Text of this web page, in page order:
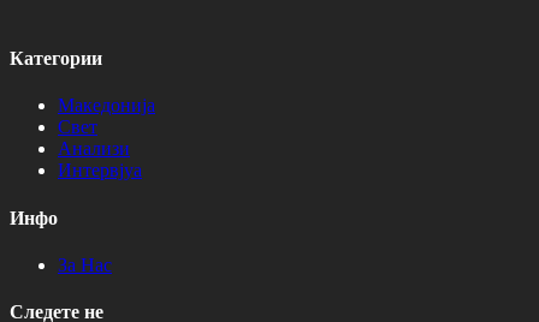
Категории
Македонија
Свет
Анализи
Интервјуа
Инфо
За Нас
Следете не